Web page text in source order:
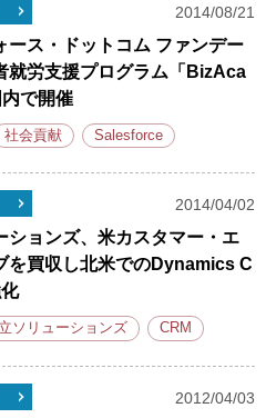
2014/08/21
ース・ドットコム ファンデー
就労支援プログラム「BizAca
で開催
社会貢献 Salesforce
2014/04/02
ションズ、米カスタマー・エ
を買収し北米でのDynamics C
ソリューションズ CRM
2012/04/03